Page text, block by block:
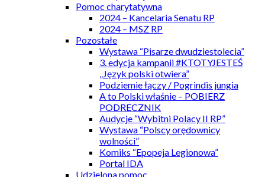
Pomoc charytatywna
2024 – Kancelaria Senatu RP
2024 – MSZ RP
Pozostałe
Wystawa “Pisarze dwudziestolecia”
3. edycja kampanii #KTOTYJESTEŚ
„Język polski otwiera”
Podziemie łączy / Pogrindis jungia
A to Polski właśnie – POBIERZ
PODRECZNIK
Audycje “Wybitni Polacy II RP”
Wystawa “Polscy orędownicy
wolności”
Komiks “Epopeja Legionowa”
Portal IDA
Udzielona pomoc